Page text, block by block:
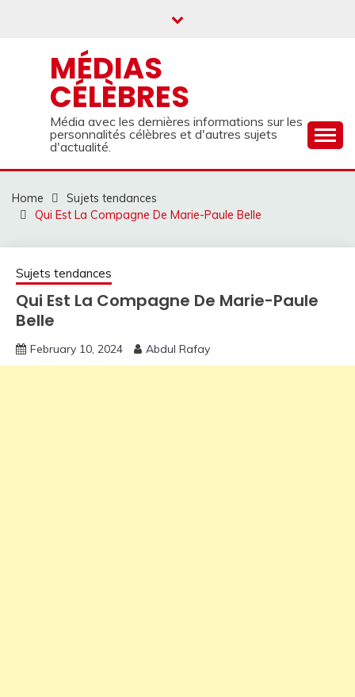
MÉDIAS
CÉLÈBRES
Média avec les dernières informations sur les
personnalités célèbres et d'autres sujets
d'actualité.
Home
Sujets tendances
Qui Est La Compagne De Marie-Paule Belle
Sujets tendances
Qui Est La Compagne De Marie-Paule
Belle
February 10, 2024 Abdul Rafay